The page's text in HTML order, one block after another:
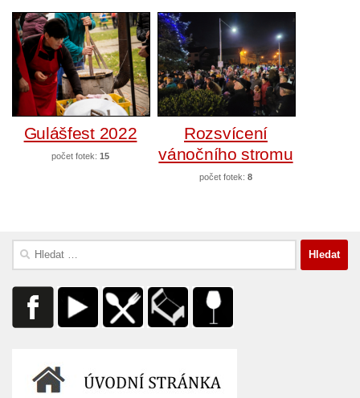
Gulášfest 2022
počet fotek: 15
Rozsvícení
vánočního stromu
počet fotek: 8
Vyhledávání